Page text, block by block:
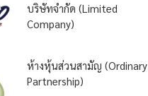
บริษัทจำกัด (Limited
Company)
ห้างหุ้นส่วนสามัญ (Ordinary
Partnership)